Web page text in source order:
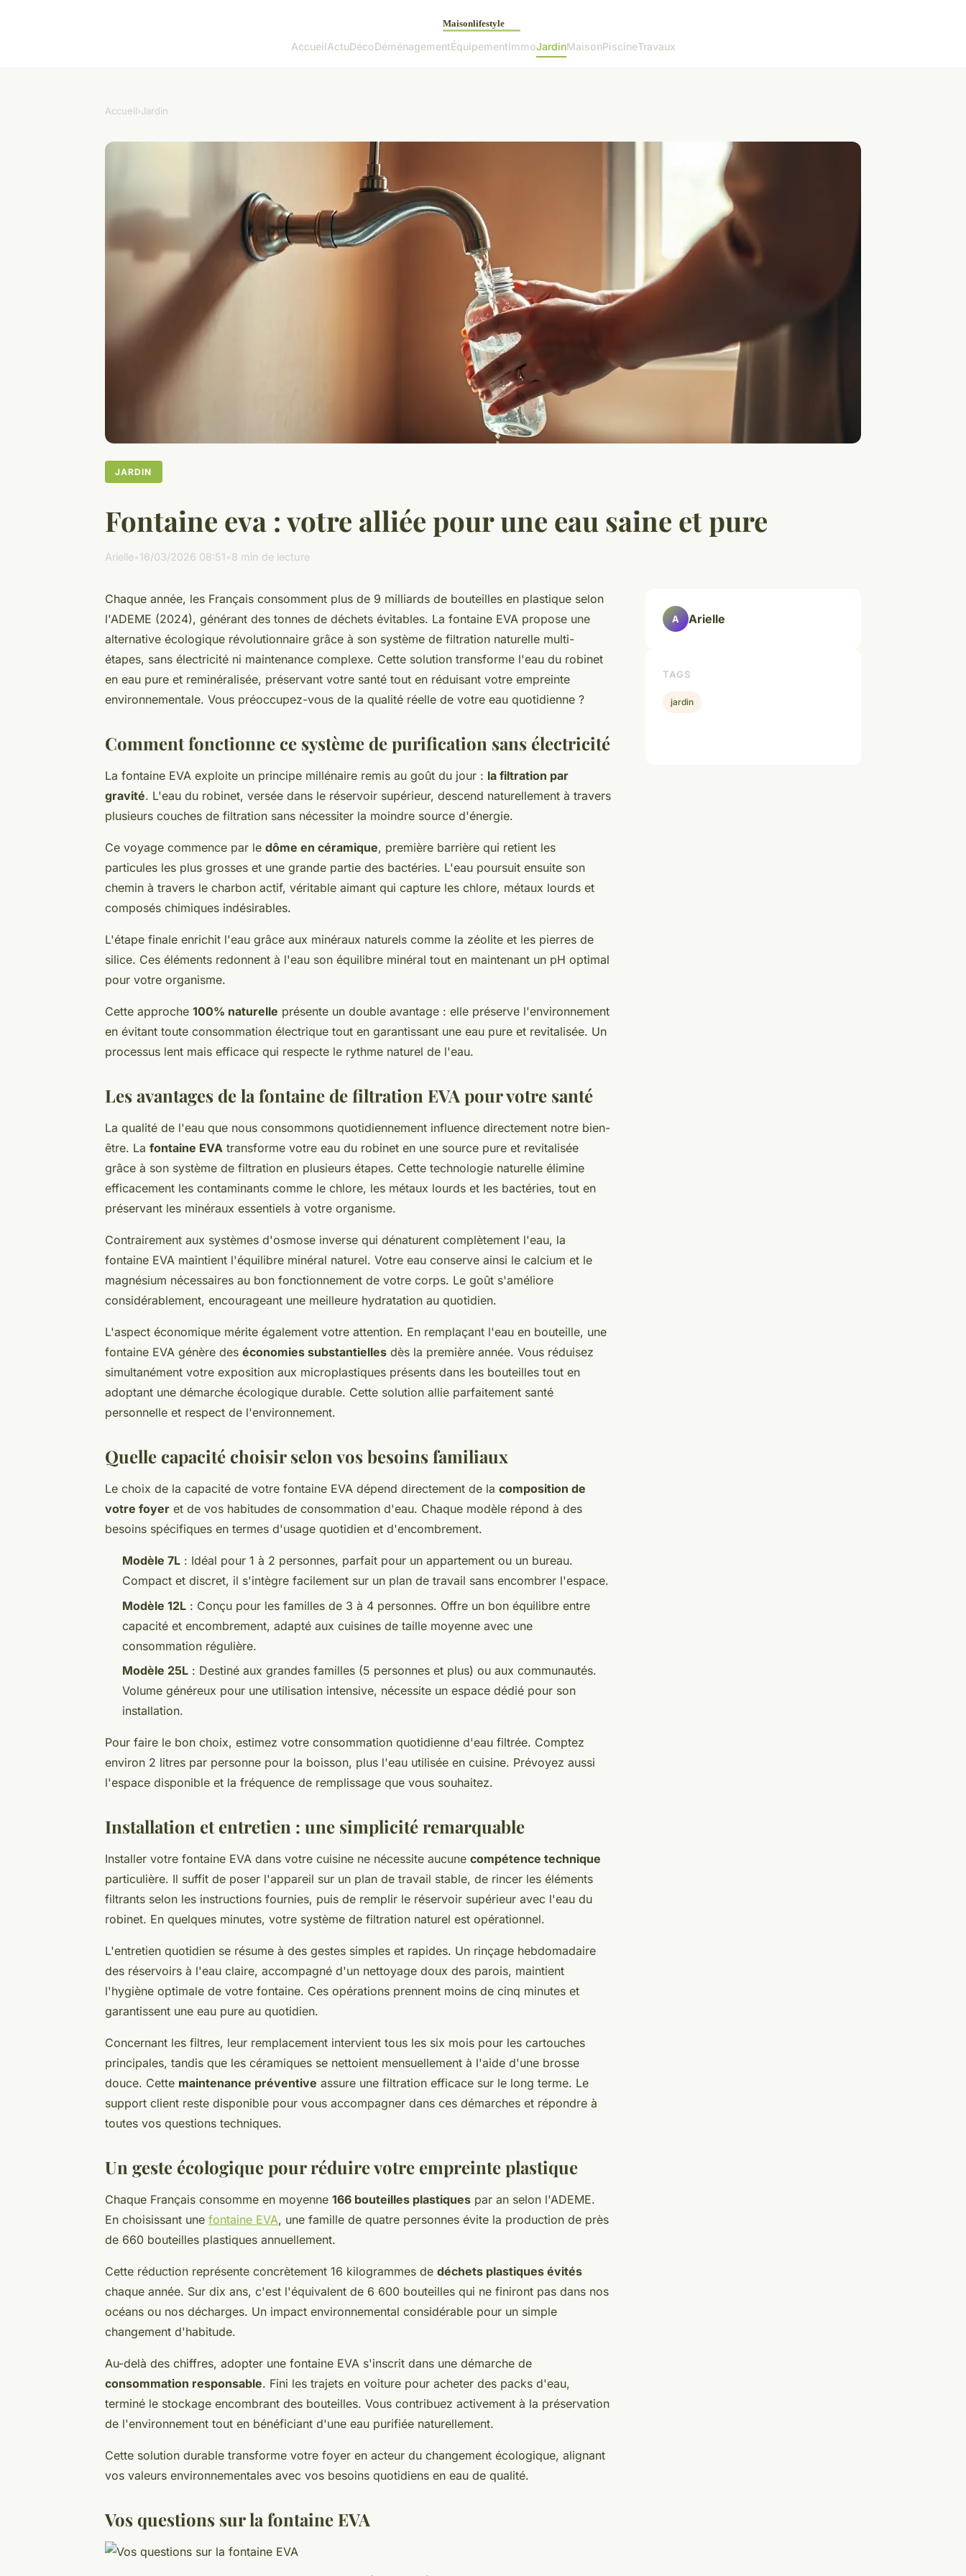
AccueilActuDécoDéménagementÉquipementImmoJardinMaisonPiscineTravaux
Accueil›Jardin
JARDIN
Fontaine eva : votre alliée pour une eau saine et pure
Arielle 16/03/2026 08:51 8 min de lecture
Chaque année, les Français consomment plus de 9 milliards de bouteilles en plastique selon
l'ADEME (2024), générant des tonnes de déchets évitables. La fontaine EVA propose une
alternative écologique révolutionnaire grâce à son système de filtration naturelle multi-
étapes, sans électricité ni maintenance complexe. Cette solution transforme l'eau du robinet
en eau pure et reminéralisée, préservant votre santé tout en réduisant votre empreinte
environnementale. Vous préoccupez-vous de la qualité réelle de votre eau quotidienne ?
Comment fonctionne ce système de purification sans électricité
La fontaine EVA exploite un principe millénaire remis au goût du jour : la filtration par
gravité. L'eau du robinet, versée dans le réservoir supérieur, descend naturellement à travers
plusieurs couches de filtration sans nécessiter la moindre source d'énergie.
Ce voyage commence par le dôme en céramique, première barrière qui retient les
particules les plus grosses et une grande partie des bactéries. L'eau poursuit ensuite son
chemin à travers le charbon actif, véritable aimant qui capture les chlore, métaux lourds et
composés chimiques indésirables.
L'étape finale enrichit l'eau grâce aux minéraux naturels comme la zéolite et les pierres de
silice. Ces éléments redonnent à l'eau son équilibre minéral tout en maintenant un pH optimal
pour votre organisme.
Cette approche 100% naturelle présente un double avantage : elle préserve l'environnement
en évitant toute consommation électrique tout en garantissant une eau pure et revitalisée. Un
processus lent mais efficace qui respecte le rythme naturel de l'eau.
Les avantages de la fontaine de filtration EVA pour votre santé
La qualité de l'eau que nous consommons quotidiennement influence directement notre bien-
être. La fontaine EVA transforme votre eau du robinet en une source pure et revitalisée
grâce à son système de filtration en plusieurs étapes. Cette technologie naturelle élimine
efficacement les contaminants comme le chlore, les métaux lourds et les bactéries, tout en
préservant les minéraux essentiels à votre organisme.
Contrairement aux systèmes d'osmose inverse qui dénaturent complètement l'eau, la
fontaine EVA maintient l'équilibre minéral naturel. Votre eau conserve ainsi le calcium et le
magnésium nécessaires au bon fonctionnement de votre corps. Le goût s'améliore
considérablement, encourageant une meilleure hydratation au quotidien.
L'aspect économique mérite également votre attention. En remplaçant l'eau en bouteille, une
fontaine EVA génère des économies substantielles dès la première année. Vous réduisez
simultanément votre exposition aux microplastiques présents dans les bouteilles tout en
adoptant une démarche écologique durable. Cette solution allie parfaitement santé
personnelle et respect de l'environnement.
Quelle capacité choisir selon vos besoins familiaux
Le choix de la capacité de votre fontaine EVA dépend directement de la composition de
votre foyer et de vos habitudes de consommation d'eau. Chaque modèle répond à des
besoins spécifiques en termes d'usage quotidien et d'encombrement.
Modèle 7L : Idéal pour 1 à 2 personnes, parfait pour un appartement ou un bureau.
Compact et discret, il s'intègre facilement sur un plan de travail sans encombrer l'espace.
Modèle 12L : Conçu pour les familles de 3 à 4 personnes. Offre un bon équilibre entre
capacité et encombrement, adapté aux cuisines de taille moyenne avec une
consommation régulière.
Modèle 25L : Destiné aux grandes familles (5 personnes et plus) ou aux communautés.
Volume généreux pour une utilisation intensive, nécessite un espace dédié pour son
installation.
Pour faire le bon choix, estimez votre consommation quotidienne d'eau filtrée. Comptez
environ 2 litres par personne pour la boisson, plus l'eau utilisée en cuisine. Prévoyez aussi
l'espace disponible et la fréquence de remplissage que vous souhaitez.
Installation et entretien : une simplicité remarquable
Installer votre fontaine EVA dans votre cuisine ne nécessite aucune compétence technique
particulière. Il suffit de poser l'appareil sur un plan de travail stable, de rincer les éléments
filtrants selon les instructions fournies, puis de remplir le réservoir supérieur avec l'eau du
robinet. En quelques minutes, votre système de filtration naturel est opérationnel.
L'entretien quotidien se résume à des gestes simples et rapides. Un rinçage hebdomadaire
des réservoirs à l'eau claire, accompagné d'un nettoyage doux des parois, maintient
l'hygiène optimale de votre fontaine. Ces opérations prennent moins de cinq minutes et
garantissent une eau pure au quotidien.
Concernant les filtres, leur remplacement intervient tous les six mois pour les cartouches
principales, tandis que les céramiques se nettoient mensuellement à l'aide d'une brosse
douce. Cette maintenance préventive assure une filtration efficace sur le long terme. Le
support client reste disponible pour vous accompagner dans ces démarches et répondre à
toutes vos questions techniques.
Un geste écologique pour réduire votre empreinte plastique
Chaque Français consomme en moyenne 166 bouteilles plastiques par an selon l'ADEME.
En choisissant une fontaine EVA, une famille de quatre personnes évite la production de près
de 660 bouteilles plastiques annuellement.
Cette réduction représente concrètement 16 kilogrammes de déchets plastiques évités
chaque année. Sur dix ans, c'est l'équivalent de 6 600 bouteilles qui ne finiront pas dans nos
océans ou nos décharges. Un impact environnemental considérable pour un simple
changement d'habitude.
Au-delà des chiffres, adopter une fontaine EVA s'inscrit dans une démarche de
consommation responsable. Fini les trajets en voiture pour acheter des packs d'eau,
terminé le stockage encombrant des bouteilles. Vous contribuez activement à la préservation
de l'environnement tout en bénéficiant d'une eau purifiée naturellement.
Cette solution durable transforme votre foyer en acteur du changement écologique, alignant
vos valeurs environnementales avec vos besoins quotidiens en eau de qualité.
Vos questions sur la fontaine EVA
A Arielle
TAGS
jardin